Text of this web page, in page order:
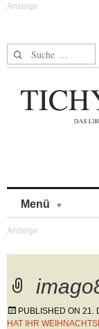
Suche nach:
Menü
PUBLISHED ON 21.
HAT IHR